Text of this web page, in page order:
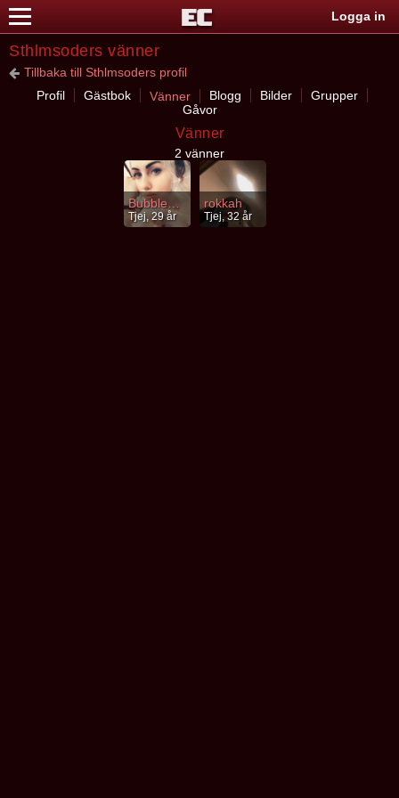
Logga in
Sthlmsoders vänner
Tillbaka till Sthlmsoders profil
Profil
Gästbok Vänner Blogg Bilder
Grupper
Gåvor
Vänner
2 vänner
Tjej, 29 år
rokkah
Tjej, 32 år